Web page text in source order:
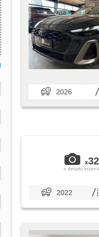
2026
x32
v detailu
2022